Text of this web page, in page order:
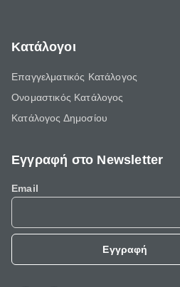
Κατάλογοι
Επαγγελματικός Κατάλογος
Ονομαστικός Κατάλογος
Κατάλογος Δημοσίου
Εγγραφή στο Newsletter
Email
Εγγραφή